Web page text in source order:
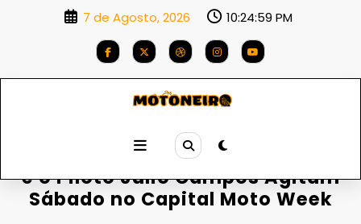
7 de Agosto, 2026 10:25:00 PM
Comitiva Internacional da Honda
e o Piloto Júlio Campos Agitam
Sábado no Capital Moto Week